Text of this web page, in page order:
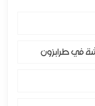
في طرابزون